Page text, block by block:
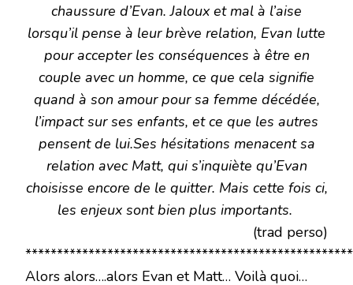
chaussure d’Evan. Jaloux et mal à l’aise
lorsqu’il pense à leur brève relation, Evan lutte
pour accepter les conséquences à être en
couple avec un homme, ce que cela signifie
quand à son amour pour sa femme décédée,
l’impact sur ses enfants, et ce que les autres
pensent de lui.Ses hésitations menacent sa
relation avec Matt, qui s’inquiète qu’Evan
choisisse encore de le quitter. Mais cette fois ci,
les enjeux sont bien plus importants.
(trad perso)
Alors alors….alors Evan et Matt… Voilà quoi…